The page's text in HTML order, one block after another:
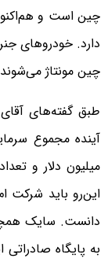
چین است و
دارد. خودروهای
چین مونتاژ
این‌رو باید
دانست. سایک
به پایگاه